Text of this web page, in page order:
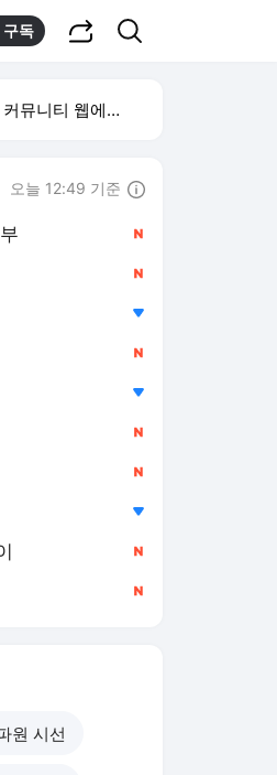
구독
티 웹에서 보기
오늘 12:49 기준
원 시선